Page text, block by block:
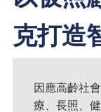
克打造
因應高齡社
療、長照、